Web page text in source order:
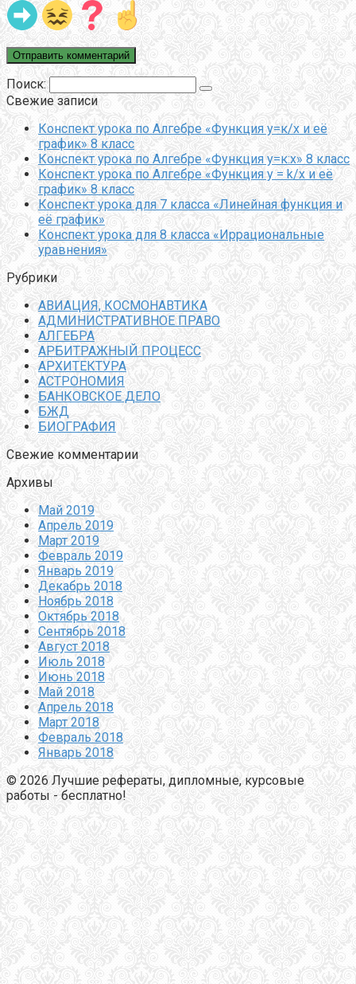
Поиск:
Свежие записи
Конспект урока по Алгебре «Функция у=к/х и её
график» 8 класс
Конспект урока по Алгебре «Функция у=к:х» 8 класс
Конспект урока по Алгебре «Функция y = k/x и её
график» 8 класс
Конспект урока для 7 класса «Линейная функция и
её график»
Конспект урока для 8 класса «Иррациональные
уравнения»
Рубрики
АВИАЦИЯ, КОСМОНАВТИКА
АДМИНИСТРАТИВНОЕ ПРАВО
АЛГЕБРА
АРБИТРАЖНЫЙ ПРОЦЕСС
АРХИТЕКТУРА
АСТРОНОМИЯ
БАНКОВСКОЕ ДЕЛО
БЖД
БИОГРАФИЯ
Свежие комментарии
Архивы
Май 2019
Апрель 2019
Март 2019
Февраль 2019
Январь 2019
Декабрь 2018
Ноябрь 2018
Октябрь 2018
Сентябрь 2018
Август 2018
Июль 2018
Июнь 2018
Май 2018
Апрель 2018
Март 2018
Февраль 2018
Январь 2018
© 2026 Лучшие рефераты, дипломные, курсовые
работы - бесплатно!